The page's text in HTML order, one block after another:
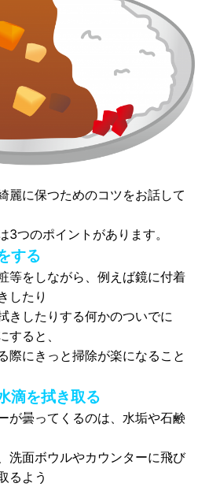
麗に保つためのコツをお話して
3つのポイントがあります。
する
等をしながら、例えば鏡に付着
したり
きしたりする何かのついでに
すると、
際にきっと掃除が楽になること
滴を拭き取る
が曇ってくるのは、水垢や石鹸
洗面ボウルやカウンターに飛び
るよう